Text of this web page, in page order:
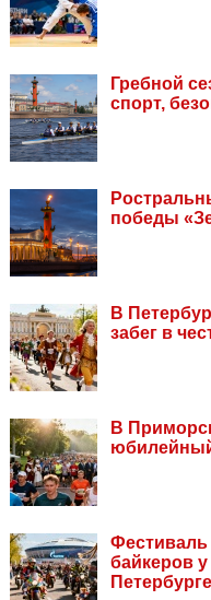
Гребной
спорт,
победы
В
забег в
В
байкеров
Петербурге